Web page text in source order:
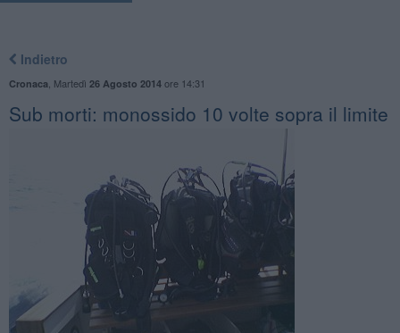
Indietro
Cronaca Martedì 26 Agosto 2014ore 14:31
Sub morti: monossido 10 volte sopra il limite